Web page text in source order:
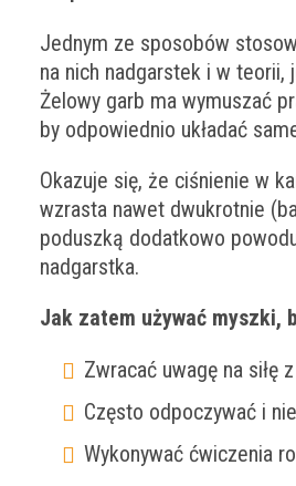
Jednym ze sposobów
na nich nadgarstek i w teorii,
Żelowy garb ma wymuszać
by odpowiednio układać
Okazuje się, że ciśnienie w
wzrasta nawet dwukrotnie
poduszką dodatkowo
nadgarstka.
Jak zatem używać myszki,
Zwracać uwagę na siłę
Często odpoczywać i
Wykonywać ćwiczenia